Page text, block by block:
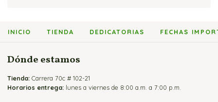
Jarrones y Floreros de Rosas
Arreglos Florales para Mamá
Arreglos para Hombres
Flores Fúnebres
Flores para Matrimonio
Arreglos con Orquídeas
INICIO TIENDA DEDICATORIAS FECHAS
Dónde estamos
Tienda: Carrera 70c # 102-21
Horarios entrega: lunes a viernes de 8:00 a.m. a 7:00 p.m.